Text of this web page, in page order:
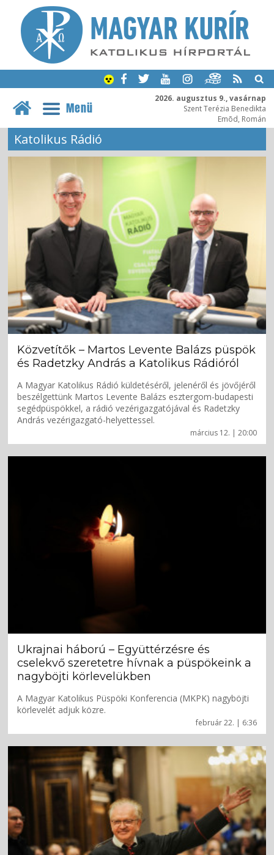
2026. augusztus 9., vasárnap
Szent Terézia Benedikta
Emõd, Román
Menü
Katolikus Rádió
március 12. | 20:00
Közvetítők – Martos Levente Balázs püspök
és Radetzky András a Katolikus Rádióról
A Magyar Katolikus Rádió küldetéséről, jelenéről és jövőjéről
beszélgettünk Martos Levente Balázs esztergom-budapesti
segédpüspökkel, a rádió vezérigazgatójával és Radetzky
András vezérigazgató-helyettessel.
február 22. | 6:36
Ukrajnai háború – Együttérzésre és
cselekvő szeretetre hívnak a püspökeink a
nagyböjti körlevelükben
A Magyar Katolikus Püspöki Konferencia (MKPK) nagyböjti
körlevelét adjuk közre.